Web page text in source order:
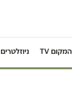
המקום TV ניוזלטרים